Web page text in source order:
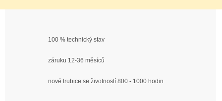
100 % technický stav
záruku 12-36 měsíců
nové trubice se životností 800 - 1000 hodin